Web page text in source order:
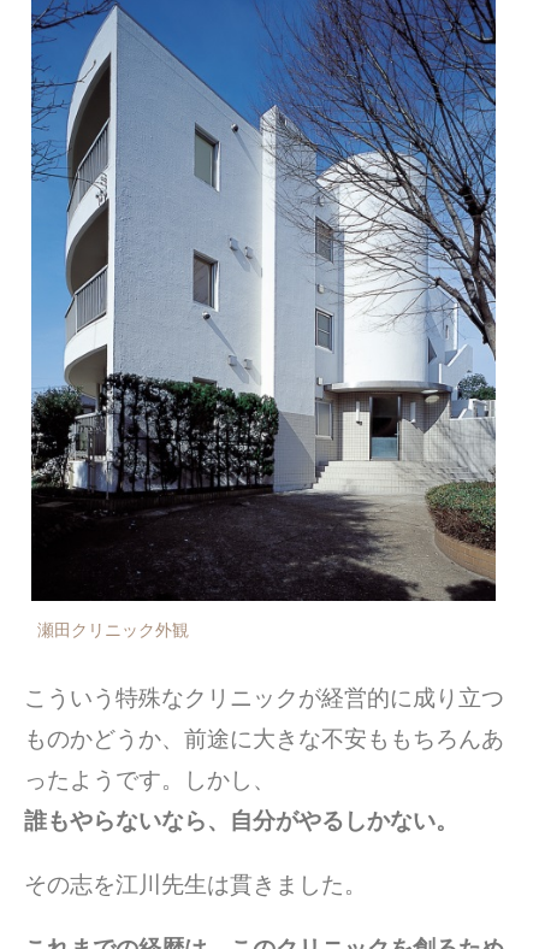
瀬田クリニック外観
こういう特殊なクリニックが経営的に成り立つ
ものかどうか、前途に大きな不安ももちろんあ
ったようです。しかし、
誰もやらないなら、自分がやるしかない。
その志を江川先生は貫きました。